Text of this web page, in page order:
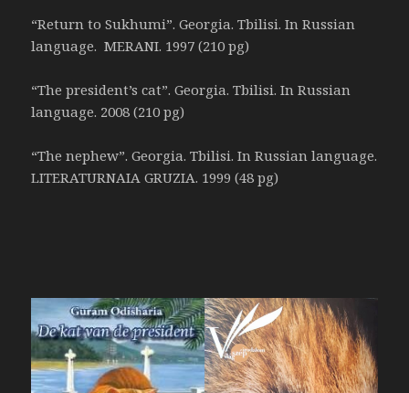
“Return to Sukhumi”. Georgia. Tbilisi. In Russian
language. MERANI. 1997 (210 pg)
“The president’s cat”. Georgia. Tbilisi. In Russian
language. 2008 (210 pg)
“The nephew”. Georgia. Tbilisi. In Russian language.
LITERATURNAIA GRUZIA. 1999 (48 pg)